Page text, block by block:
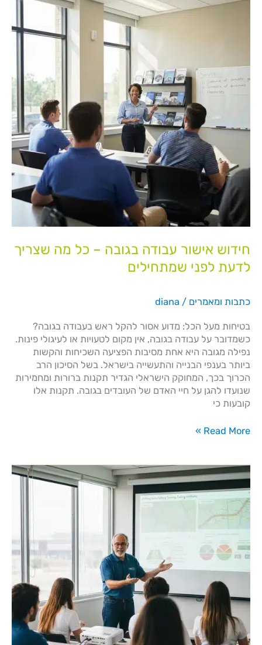
חידוש אישור עבודה בגובה – כל מה שצריך
לדעת לפני שמתחילים
כתבות ומאמרים /
diana
בטיחות מעל הכל: מדוע אסור להקל ראש בעבודה בגובה?
כשמדובר על עבודה בגובה, אין מקום לטעויות או לעיגולי פינות.
נפילה מגובה היא אחת מסיבות הפציעה השכיחות והקשות
ביותר בענפי הבנייה והתעשייה בישראל. בשל הסיכון הרב
הכרוך בכך, המחוקק הישראלי הגדיר תקנות ברורות ומחמירות
שנועדו להגן על חיי האדם של העובדים בגובה. תקנות אלו
קובעות כי
אישור
מה
שצריך
Read More »
עבודה
בגובה
מעל
2
מטר
–
הדרישות
שכל
חייב
להכיר